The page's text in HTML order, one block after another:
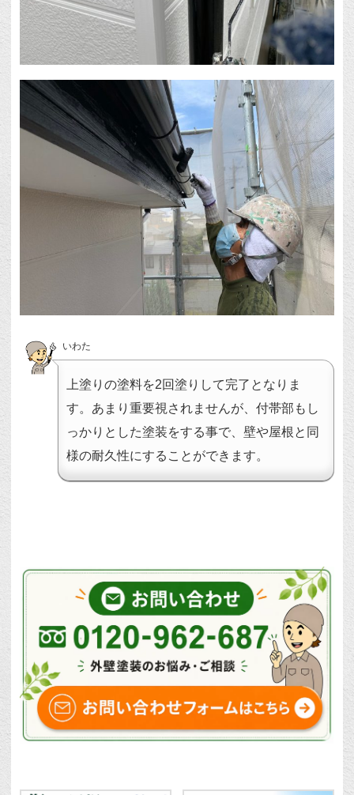
いわた
上塗りの塗料を2回塗りして完了となりま
す。あまり重要視されませんが、付帯部もし
っかりとした塗装をする事で、壁や屋根と同
様の耐久性にすることができます。